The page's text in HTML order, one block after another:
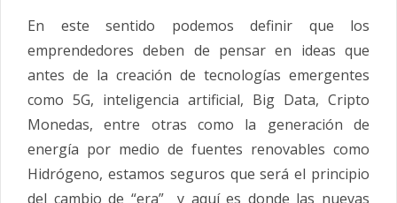
En este sentido podemos definir que los
emprendedores deben de pensar en ideas que
antes de la creación de tecnologías emergentes
como 5G, inteligencia artificial, Big Data, Cripto
Monedas, entre otras como la generación de
energía por medio de fuentes renovables como
Hidrógeno, estamos seguros que será el principio
del cambio de “era” y aquí es donde las nuevas